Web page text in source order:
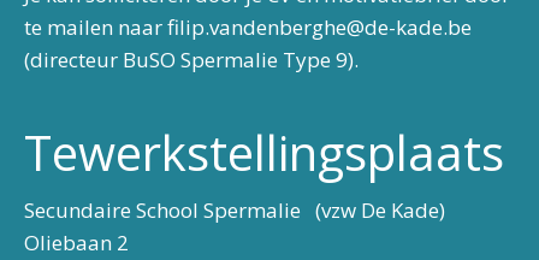
te mailen naar filip.vandenberghe@de-kade.be
(directeur BuSO Spermalie Type 9).
Tewerkstellingsplaats
Secundaire School Spermalie (vzw De Kade)
Oliebaan 2